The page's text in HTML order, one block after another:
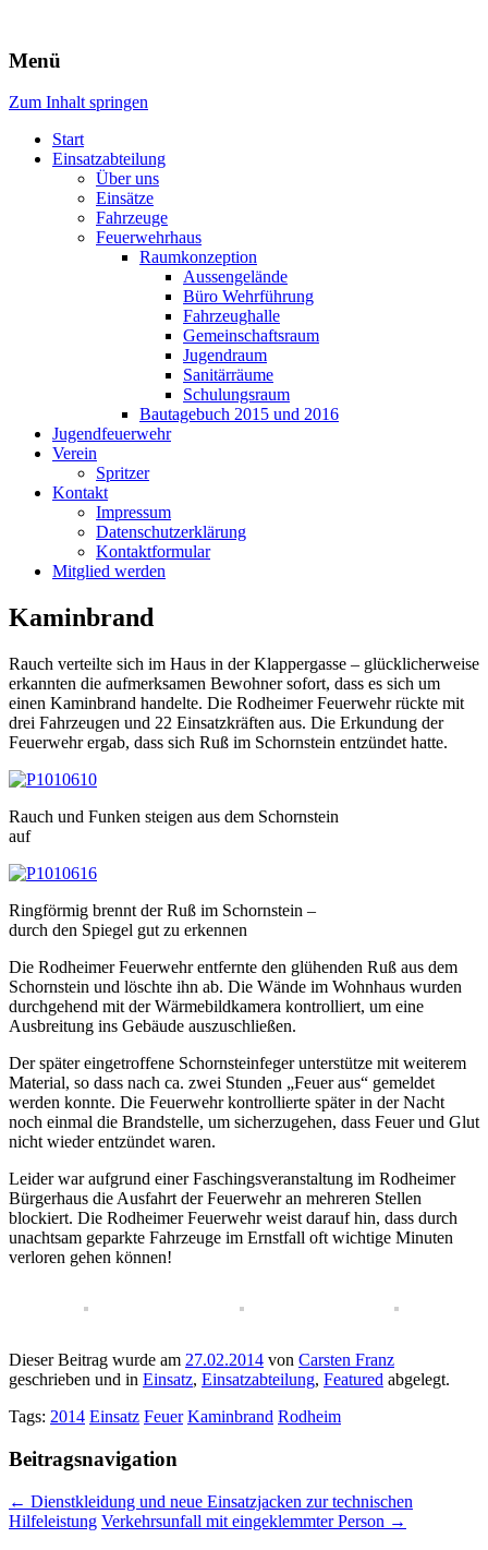
Freiwillige Feuerwehr Rodheim
v.d.H.
Menü
Zum Inhalt springen
Start
Einsatzabteilung
Über uns
Einsätze
Fahrzeuge
Feuerwehrhaus
Raumkonzeption
Aussengelände
Büro Wehrführung
Fahrzeughalle
Gemeinschaftsraum
Jugendraum
Sanitärräume
Schulungsraum
Bautagebuch 2015 und 2016
Jugendfeuerwehr
Verein
Spritzer
Kontakt
Impressum
Datenschutzerklärung
Kontaktformular
Mitglied werden
Kaminbrand
Rauch verteilte sich im Haus in der Klappergasse – glücklicherweise
erkannten die aufmerksamen Bewohner sofort, dass es sich um
einen Kaminbrand handelte. Die Rodheimer Feuerwehr rückte mit
drei Fahrzeugen und 22 Einsatzkräften aus. Die Erkundung der
Feuerwehr ergab, dass sich Ruß im Schornstein entzündet hatte.
Rauch und Funken steigen aus dem Schornstein
auf
Ringförmig brennt der Ruß im Schornstein –
durch den Spiegel gut zu erkennen
Die Rodheimer Feuerwehr entfernte den glühenden Ruß aus dem
Schornstein und löschte ihn ab. Die Wände im Wohnhaus wurden
durchgehend mit der Wärmebildkamera kontrolliert, um eine
Ausbreitung ins Gebäude auszuschließen.
Der später eingetroffene Schornsteinfeger unterstütze mit weiterem
Material, so dass nach ca. zwei Stunden „Feuer aus“ gemeldet
werden konnte. Die Feuerwehr kontrollierte später in der Nacht
noch einmal die Brandstelle, um sicherzugehen, dass Feuer und Glut
nicht wieder entzündet waren.
Leider war aufgrund einer Faschingsveranstaltung im Rodheimer
Bürgerhaus die Ausfahrt der Feuerwehr an mehreren Stellen
blockiert. Die Rodheimer Feuerwehr weist darauf hin, dass durch
unachtsam geparkte Fahrzeuge im Ernstfall oft wichtige Minuten
verloren gehen können!
Dieser Beitrag wurde am 27.02.2014 von Carsten Franz
geschrieben und in Einsatz, Einsatzabteilung, Featured abgelegt.
Tags: 2014 Einsatz Feuer Kaminbrand Rodheim
Beitragsnavigation
← Dienstkleidung und neue Einsatzjacken zur technischen
Hilfeleistung Verkehrsunfall mit eingeklemmter Person →